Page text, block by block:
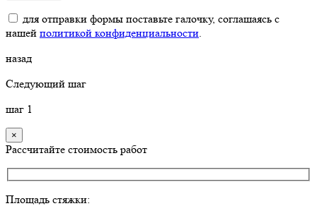
для отправки формы поставьте галочку, соглашаясь с
нашей политикой конфиденциальности.
назад
Следующий шаг
шаг 1
×
Рассчитайте стоимость работ
Площадь стяжки: